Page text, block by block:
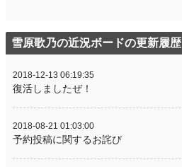
雪原歌乃の近況ボードの更新履歴
2018-12-13 06:19:35
復活しましたぜ！
2018-08-21 01:03:00
予約投稿に関するお詫び